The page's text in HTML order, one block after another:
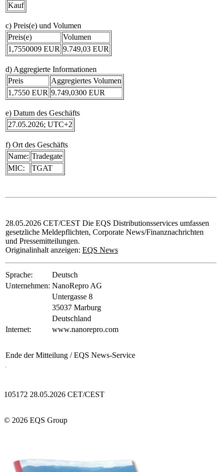
Kauf
c) Preis(e) und Volumen
Preis(e)
Volumen
1,7550009 EUR 9.749,03 EUR
d) Aggregierte Informationen
Preis
Aggregiertes Volumen
1,7550 EUR 9.749,0300 EUR
e) Datum des Geschäfts
27.05.2026; UTC+2
f) Ort des Geschäfts
Name: Tradegate
MIC:
TGAT
28.05.2026 CET/CEST Die EQS Distributionsservices umfassen
gesetzliche Meldepflichten, Corporate News/Finanznachrichten
und Pressemitteilungen.
Originalinhalt anzeigen: EQS News
Sprache:
Deutsch
Unternehmen: NanoRepro AG
Untergasse 8
35037 Marburg
Deutschland
Internet:
www.nanorepro.com
Ende der Mitteilung / EQS News-Service
105172 28.05.2026 CET/CEST
© 2026 EQS Group